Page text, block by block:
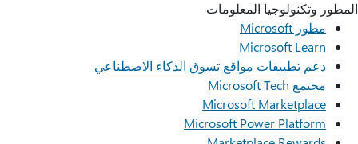
المطور وتكنولوجيا المعلومات
مطور Microsoft
Microsoft Learn
دعم تطبيقات مواقع تسوق الذكاء الاصطناعي
مجتمع Microsoft Tech
Microsoft Marketplace
Microsoft Power Platform